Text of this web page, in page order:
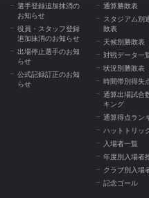
選手登録追加抹消の
お知らせ
役員・スタッフ登録
追加抹消のお知らせ
出場停止選手のお知
らせ
公式記録訂正のお知
らせ
通算勝敗表
スタジアム別
敗表
天候別勝敗表
対戦データ一
状況別勝敗表
時間帯別得失
通算出場試合
キング
通算得点ラン
ハットトリッ
入場者一覧
年度別入場者
クラブ別入場
記念ゴール